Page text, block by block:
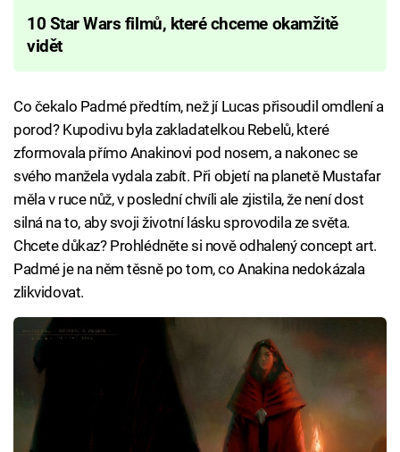
10 Star Wars filmů, které chceme okamžitě
vidět
Co čekalo Padmé předtím, než jí Lucas přisoudil omdlení a
porod? Kupodivu byla zakladatelkou Rebelů, které
zformovala přímo Anakinovi pod nosem, a nakonec se
svého manžela vydala zabít. Při objetí na planetě Mustafar
měla v ruce nůž, v poslední chvíli ale zjistila, že není dost
silná na to, aby svoji životní lásku sprovodila ze světa.
Chcete důkaz? Prohlédněte si nově odhalený concept art.
Padmé je na něm těsně po tom, co Anakina nedokázala
zlikvidovat.